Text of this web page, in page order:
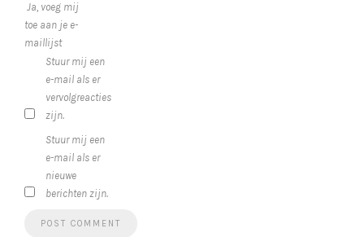
Ja, voeg mij
toe aan je e-
maillijst
Stuur mij een
e-mail als er
vervolgreacties
zijn.
Stuur mij een
e-mail als er
nieuwe
berichten zijn.